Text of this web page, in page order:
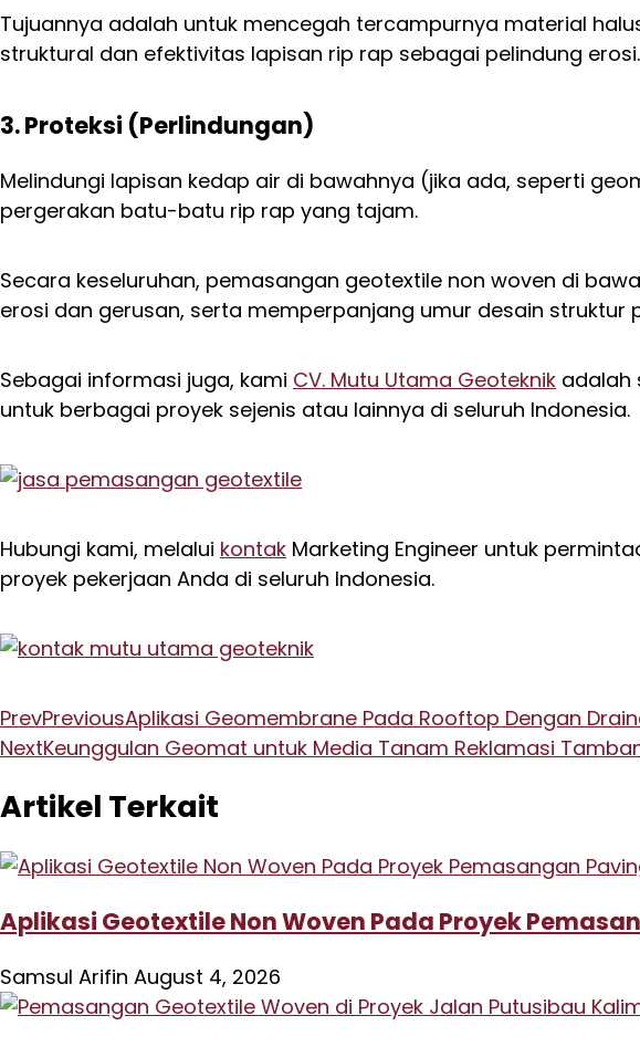
Tujuannya adalah untuk mencegah tercampurnya material
struktural dan efektivitas lapisan rip rap sebagai pelindung erosi.
3. Proteksi (Perlindungan)
Melindungi lapisan kedap air di bawahnya (jika ada, seperti
pergerakan batu-batu rip rap yang tajam.
Secara keseluruhan, pemasangan geotextile non woven di
erosi dan gerusan, serta memperpanjang umur desain
Sebagai informasi juga, kami CV. Mutu Utama Geoteknik adalah
untuk berbagai proyek sejenis atau lainnya di seluruh Indonesia.
Hubungi kami, melalui kontak Marketing Engineer untuk
proyek pekerjaan Anda di seluruh Indonesia.
PrevPreviousAplikasi Geomembrane Pada Rooftop Dengan
NextKeunggulan Geomat untuk Media Tanam Reklamasi
Artikel Terkait
Aplikasi Geotextile Non Woven Pada Proyek
Samsul Arifin August 4, 2026